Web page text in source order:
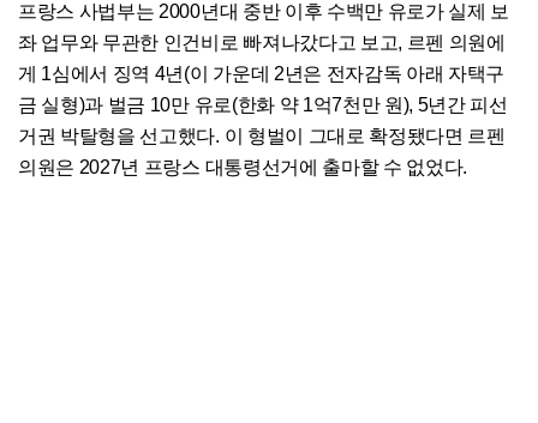
프랑스 사법부는 2000년대 중반 이후 수백만 유로가 실제 보
좌 업무와 무관한 인건비로 빠져나갔다고 보고, 르펜 의원에
게 1심에서 징역 4년(이 가운데 2년은 전자감독 아래 자택구
금 실형)과 벌금 10만 유로(한화 약 1억7천만 원), 5년간 피선
거권 박탈형을 선고했다. 이 형벌이 그대로 확정됐다면 르펜
의원은 2027년 프랑스 대통령선거에 출마할 수 없었다.